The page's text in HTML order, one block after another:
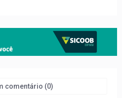
comentário (0)